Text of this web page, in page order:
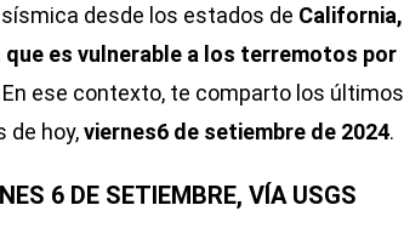
desde los estados de California,
que es vulnerable a los terremotos por
ese contexto, te comparto los últimos
de hoy,viernes6 de setiembre de 2024.
6 DE SETIEMBRE, VÍA USGS